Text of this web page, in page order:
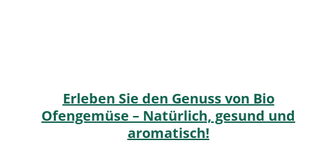
Erleben Sie den Genuss von Bio
Ofengemüse – Natürlich, gesund und
aromatisch!